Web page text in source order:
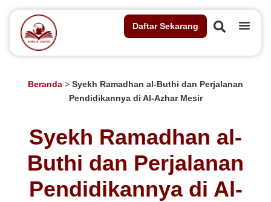
Daftar Sekarang
Beranda > Syekh Ramadhan al-Buthi dan Perjalanan
Pendidikannya di Al-Azhar Mesir
Syekh Ramadhan al-
Buthi dan Perjalanan
Pendidikannya di Al-